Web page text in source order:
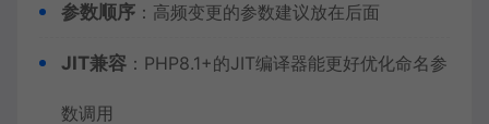
参数顺序 ：高频变更的参数建议放在后面
JIT兼容 ：PHP8.1+的JIT编译器能更好优化命名参
数调用